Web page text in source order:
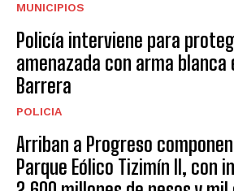
MUNICIPIOS
Policía interviene para
amenazada con arma blanca
Barrera
POLICIA
Arriban a Progreso
Parque Eólico Tizimín II, con